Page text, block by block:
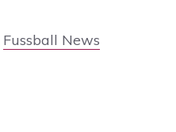
Fussball News